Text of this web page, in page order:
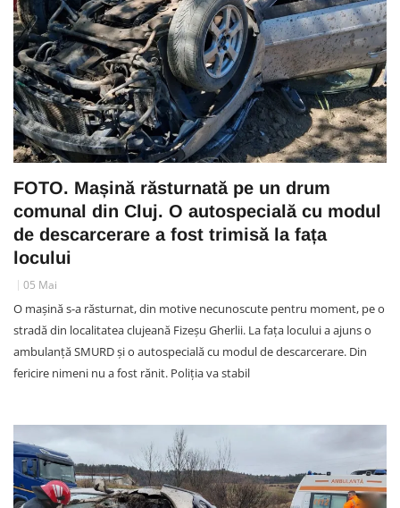
FOTO. Mașină răsturnată pe un drum
comunal din Cluj. O autospecială cu modul
de descarcerare a fost trimisă la fața
locului
05 Mai
O mașină s-a răsturnat, din motive necunoscute pentru moment, pe o
stradă din localitatea clujeană Fizeșu Gherlii. La fața locului a ajuns o
ambulanță SMURD și o autospecială cu modul de descarcerare. Din
fericire nimeni nu a fost rănit. Poliția va stabil